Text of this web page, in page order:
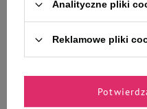
8,49 zł 10,61 zł / kg
- +
Analityczne pliki
Reklamowe pliki